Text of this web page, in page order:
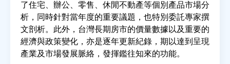
研究獎勵
房地產年鑑
電子報
了住宅、辦公、零售、休閒不動產等個別產品市場分
析，同時針對當年度的重要議題，也特別委託專家撰
文剖析。此外，台灣長期房市的價量數據以及重要的
經濟與政策變化，亦是逐年更新紀錄，期以達到呈現
產業及市場發展脈絡，發揮鑑往知來的功能。